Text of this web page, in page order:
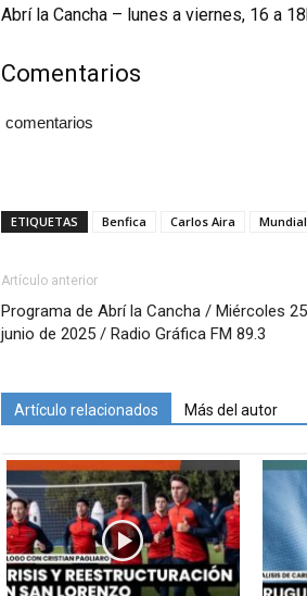
Abrí la Cancha – lunes a viernes, 16 a
Comentarios
comentarios
ETIQUETAS Benfica Carlos Aira
Artículo anterior
Programa de Abrí la Cancha / Miércoles
junio de 2025 / Radio Gráfica FM 89.3
Artículo relacionados Más del autor